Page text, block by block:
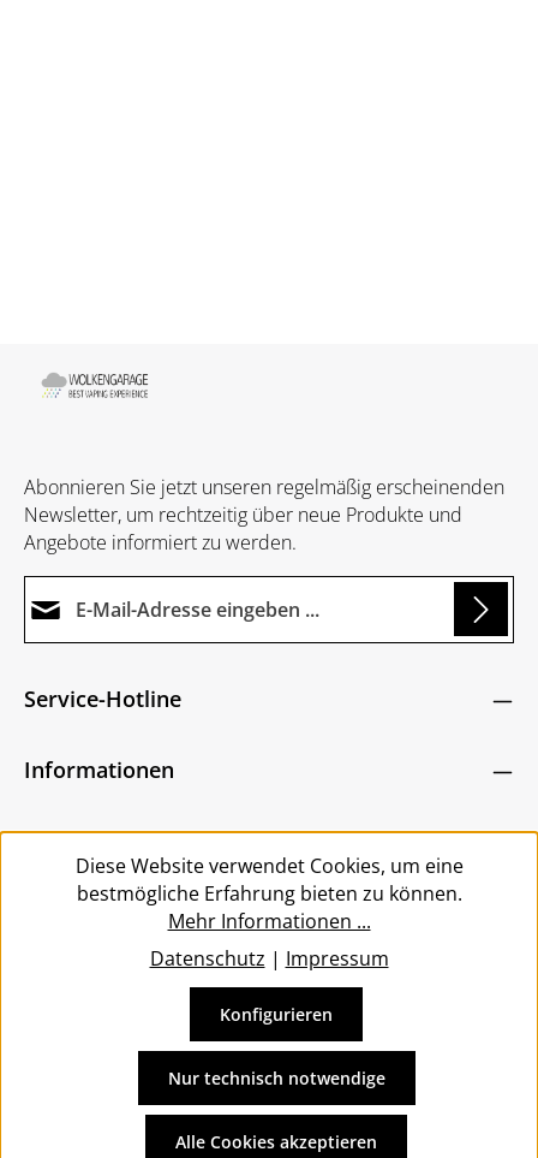
Abonnieren Sie jetzt unseren regelmäßig erscheinenden
Newsletter, um rechtzeitig über neue Produkte und
Angebote informiert zu werden.
Ich habe dieDatenschutzbestimmungen
bin mit ihnen einverstanden.
Zeichen ein*
Die mit einem Stern (*) markierten Felder sind
Service-Hotline
Informationen
Service
Vertrag widerrufen
und ggf. Nachnahmegebühren, wenn nicht anders
angegeben.
Diese Website verwendet Cookies, um eine
bestmögliche Erfahrung bieten zu können.
Mehr Informationen ...
Datenschutz | Impressum
Nur technisch notwendige
Konfigurieren
Alle Cookies akzeptieren